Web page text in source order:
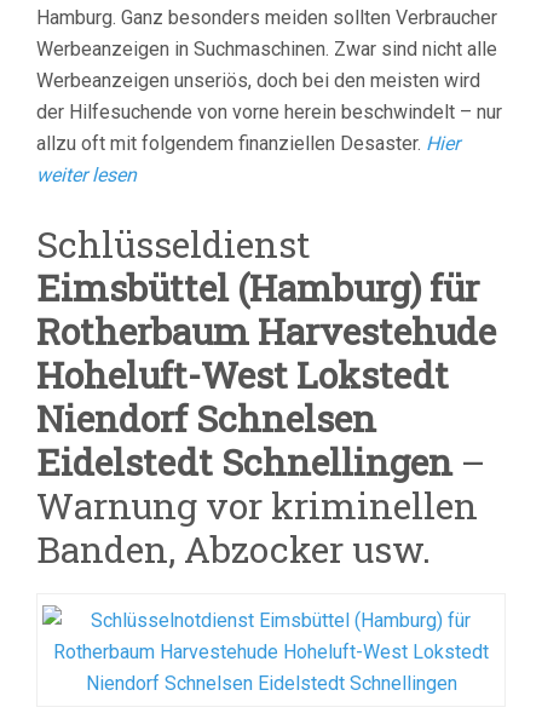
Hamburg. Ganz besonders meiden sollten Verbraucher
Werbeanzeigen in Suchmaschinen. Zwar sind nicht alle
Werbeanzeigen unseriös, doch bei den meisten wird
der Hilfesuchende von vorne herein beschwindelt – nur
allzu oft mit folgendem finanziellen Desaster. Hier
weiter lesen
Schlüsseldienst
Eimsbüttel (Hamburg) für
Rotherbaum Harvestehude
Hoheluft-West Lokstedt
Niendorf Schnelsen
Eidelstedt Schnellingen –
Warnung vor kriminellen
Banden, Abzocker usw.